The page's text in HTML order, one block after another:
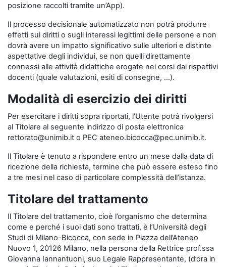
posizione raccolti tramite un’App).
Il processo decisionale automatizzato non potrà produrre
effetti sui diritti o sugli interessi legittimi delle persone e non
dovrà avere un impatto significativo sulle ulteriori e distinte
aspettative degli individui, se non quelli direttamente
connessi alle attività didattiche erogate nei corsi dai rispettivi
docenti (quale valutazioni, esiti di consegne, …).
Modalità di esercizio dei diritti
Per esercitare i diritti sopra riportati, l'Utente potrà rivolgersi
al Titolare al seguente indirizzo di posta elettronica
rettorato@unimib.it o PEC ateneo.bicocca@pec.unimib.it.
Il Titolare è tenuto a rispondere entro un mese dalla data di
ricezione della richiesta, termine che può essere esteso fino
a tre mesi nel caso di particolare complessità dell’istanza.
Titolare del trattamento
Il Titolare del trattamento, cioè l’organismo che determina
come e perché i suoi dati sono trattati, è l’Università degli
Studi di Milano-Bicocca, con sede in Piazza dell’Ateneo
Nuovo 1, 20126 Milano, nella persona della Rettrice prof.ssa
Giovanna Iannantuoni, suo Legale Rappresentante, (d’ora in